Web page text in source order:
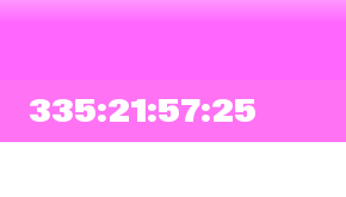
335:21:57:25